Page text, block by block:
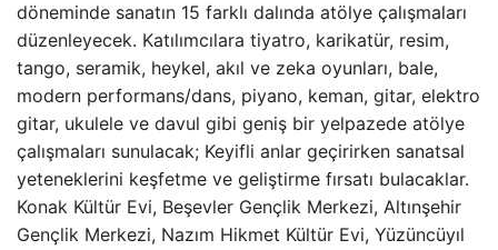
döneminde sanatın 15 farklı dalında atölye çalışmaları
düzenleyecek. Katılımcılara tiyatro, karikatür, resim,
tango, seramik, heykel, akıl ve zeka oyunları, bale,
modern performans/dans, piyano, keman, gitar, elektro
gitar, ukulele ve davul gibi geniş bir yelpazede atölye
çalışmaları sunulacak; Keyifli anlar geçirirken sanatsal
yeteneklerini keşfetme ve geliştirme fırsatı bulacaklar.
Konak Kültür Evi, Beşevler Gençlik Merkezi, Altınşehir
Gençlik Merkezi, Nazım Hikmet Kültür Evi, Yüzüncüyıl